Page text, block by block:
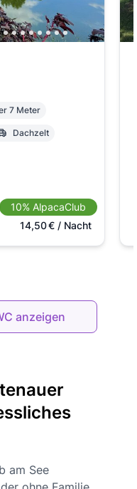
7 Meter
Dachzelt
10% AlpacaClub
14,50€/ Nacht
anzeigen
am See